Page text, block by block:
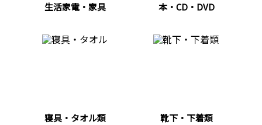
生活家電・家具 本・CD・DVD
寝具・タオル類 靴下・下着類